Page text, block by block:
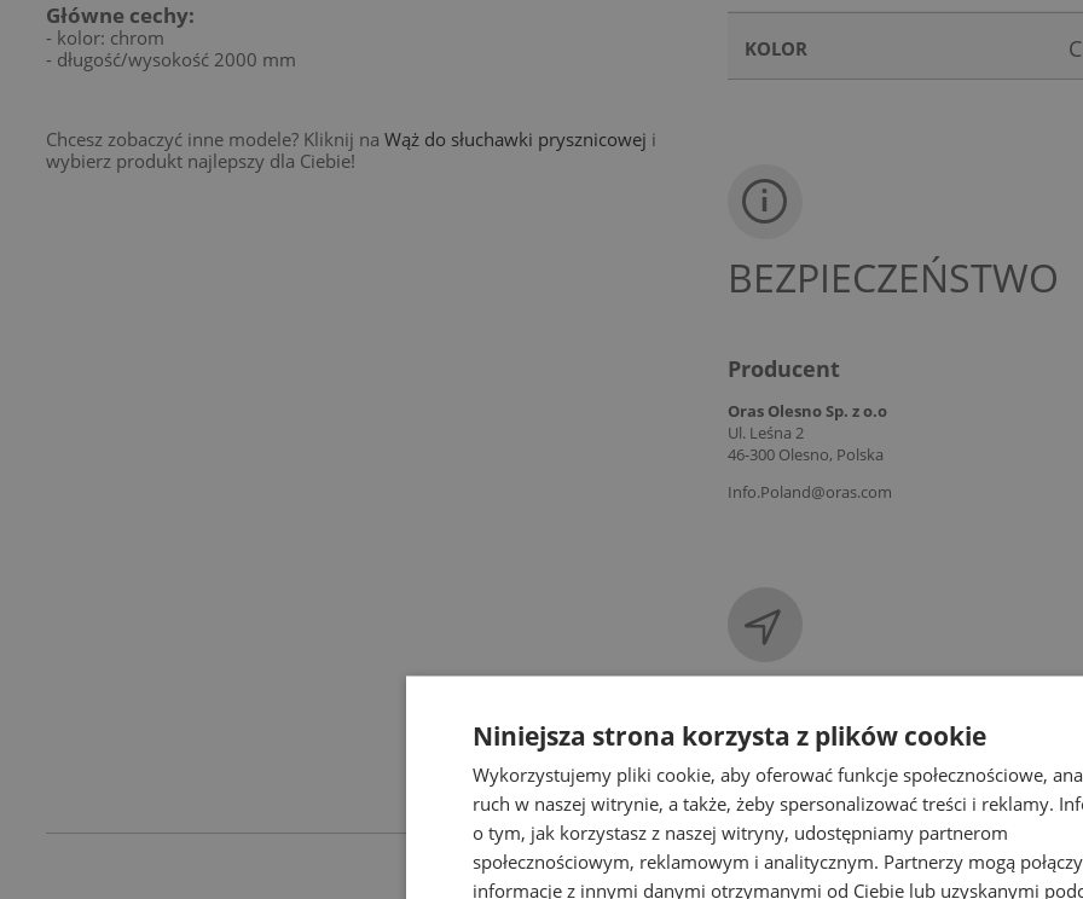
Główne cechy:
- kolor: chrom
- długość/wysokość 2000 mm
Chcesz zobaczyć inne modele? Kliknij na Wąż do słuchawki prysznicowej i
wybierz produkt najlepszy dla Ciebie!
KOLOR
BEZPIECZEŃSTWO
Producent
Oras Olesno Sp. z o.o
Ul. Leśna 2
46-300 Olesno, Polska
Info.Poland@oras.com
KOSZTÓW
Niniejsza strona korzysta z plików cookie
Wykorzystujemy pliki cookie, aby oferować funkcje społecznościowe,
ruch w naszej witrynie, a także, żeby spersonalizować treści i reklamy.
o tym, jak korzystasz z naszej witryny, udostępniamy partnerom
społecznościowym, reklamowym i analitycznym. Partnerzy mogą
informacje z innymi danymi otrzymanymi od Ciebie lub uzyskanymi